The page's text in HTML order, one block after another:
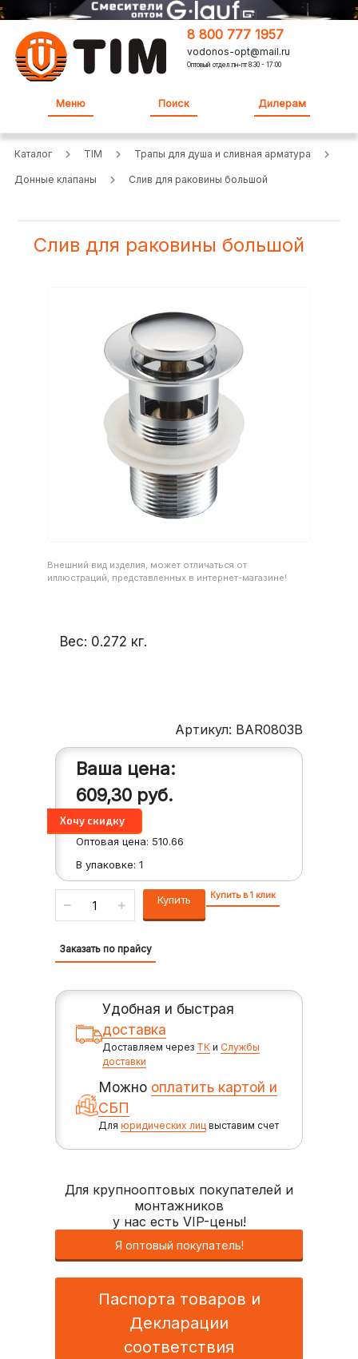
8 800 777 1957
vodonos-opt@mail.ru
Оптовый отдел:пн-пт 8:30 - 17:00
Меню Поиск Дилерам
Каталог TIM Трапы для душа и сливная арматура
Донные клапаны Слив для раковины большой
Слив для раковины большой
Внешний вид изделия, может отличаться от
иллюстраций, представленных в интернет-магазине!
Вес: 0.272 кг.
Артикул: BAR0803B
Ваша цена:
609,30 руб.
Оптовая цена: 510.66
В упаковке: 1
Купить Купить в 1 клик
Заказать по прайсу
Удобная и быстрая
доставка
Доставляем через ТК иСлужбы
доставки
Можно оплатить картой и
СБП
Дляюридических лиц выставим счет
Для крупнооптовых покупателей и
монтажников
у нас есть VIP-цены!
Я оптовый покупатель!
Паспорта товаров и
Декларации
соответствия